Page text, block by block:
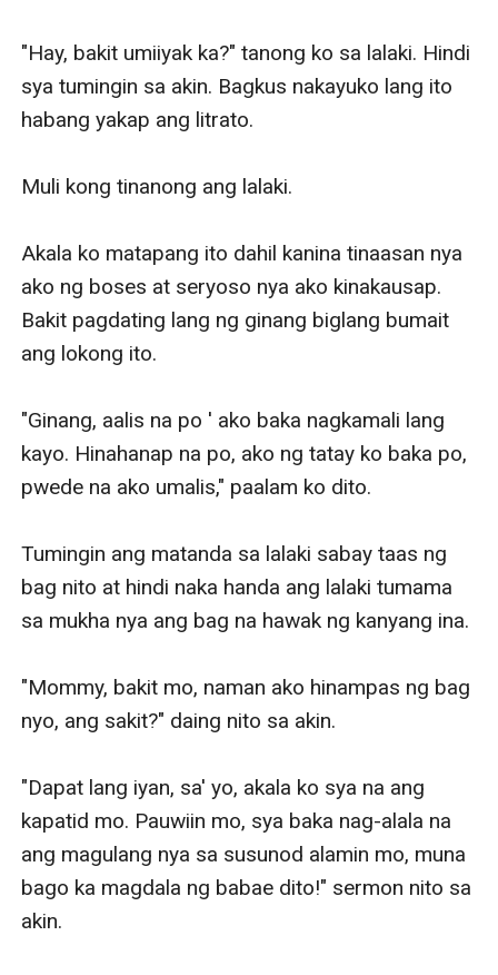
"Hay, bakit umiiyak ka?" tanong ko sa lalaki. Hindi
sya tumingin sa akin. Bagkus nakayuko lang ito
habang yakap ang litrato.
Muli kong tinanong ang lalaki.
Akala ko matapang ito dahil kanina tinaasan nya
ako ng boses at seryoso nya ako kinakausap.
Bakit pagdating lang ng ginang biglang bumait
ang lokong ito.
"Ginang, aalis na po ' ako baka nagkamali lang
kayo. Hinahanap na po, ako ng tatay ko baka po,
pwede na ako umalis," paalam ko dito.
Tumingin ang matanda sa lalaki sabay taas ng
bag nito at hindi naka handa ang lalaki tumama
sa mukha nya ang bag na hawak ng kanyang ina.
"Mommy, bakit mo, naman ako hinampas ng bag
nyo, ang sakit?" daing nito sa akin.
"Dapat lang iyan, sa' yo, akala ko sya na ang
kapatid mo. Pauwiin mo, sya baka nag-alala na
ang magulang nya sa susunod alamin mo, muna
bago ka magdala ng babae dito!" sermon nito sa
akin.